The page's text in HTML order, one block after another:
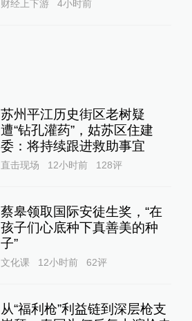
财经上下游 4小时前
苏州平江历史街区老树疑
遭“钻孔灌药”，姑苏区住建
委：将持续跟进救助事宜
直击现场 12小时前 128评
蔡皋领取国际安徒生奖，“在
孩子们心底种下真善美的种
子”
文化课 12小时前 62评
从“福利枪”利益链到深层枪支